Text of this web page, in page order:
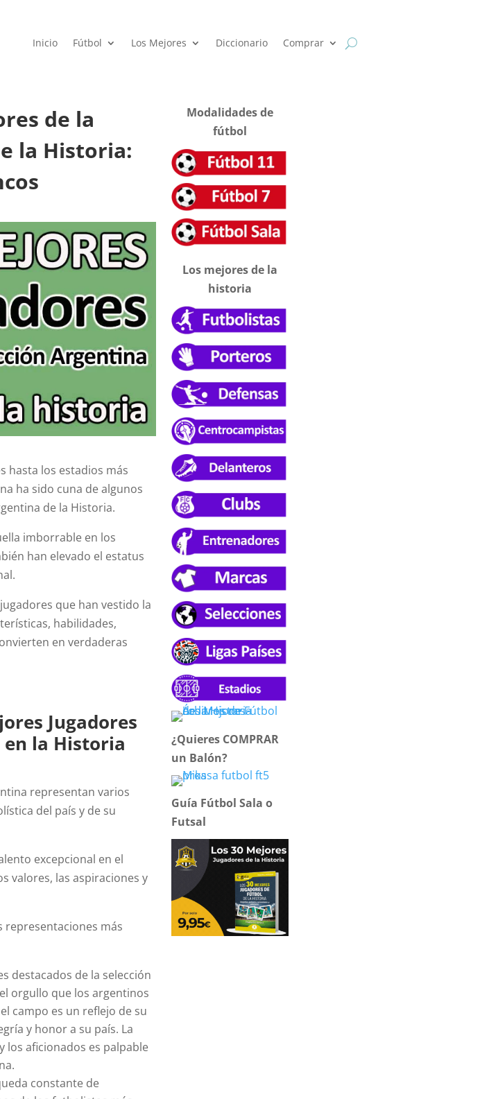
Inicio Fútbol Los Mejores Diccionario Comprar
de la
la Historia:
hasta los estadios más
ha sido cuna de algunos
de la Historia.
imborrable en los
han elevado el estatus
jugadores que han vestido la
habilidades,
en verdaderas
Jugadores
en la Historia
representan varios
del país y de su
excepcional en el
valores, las aspiraciones y
representaciones más
destacados de la selección
orgullo que los argentinos
campo es un reflejo de su
y honor a su país. La
los aficionados es palpable
constante de
Modalidades de
fútbol
Los mejores de la
historia
¿Quieres COMPRAR
un Balón?
Guía Fútbol Sala o
Futsal